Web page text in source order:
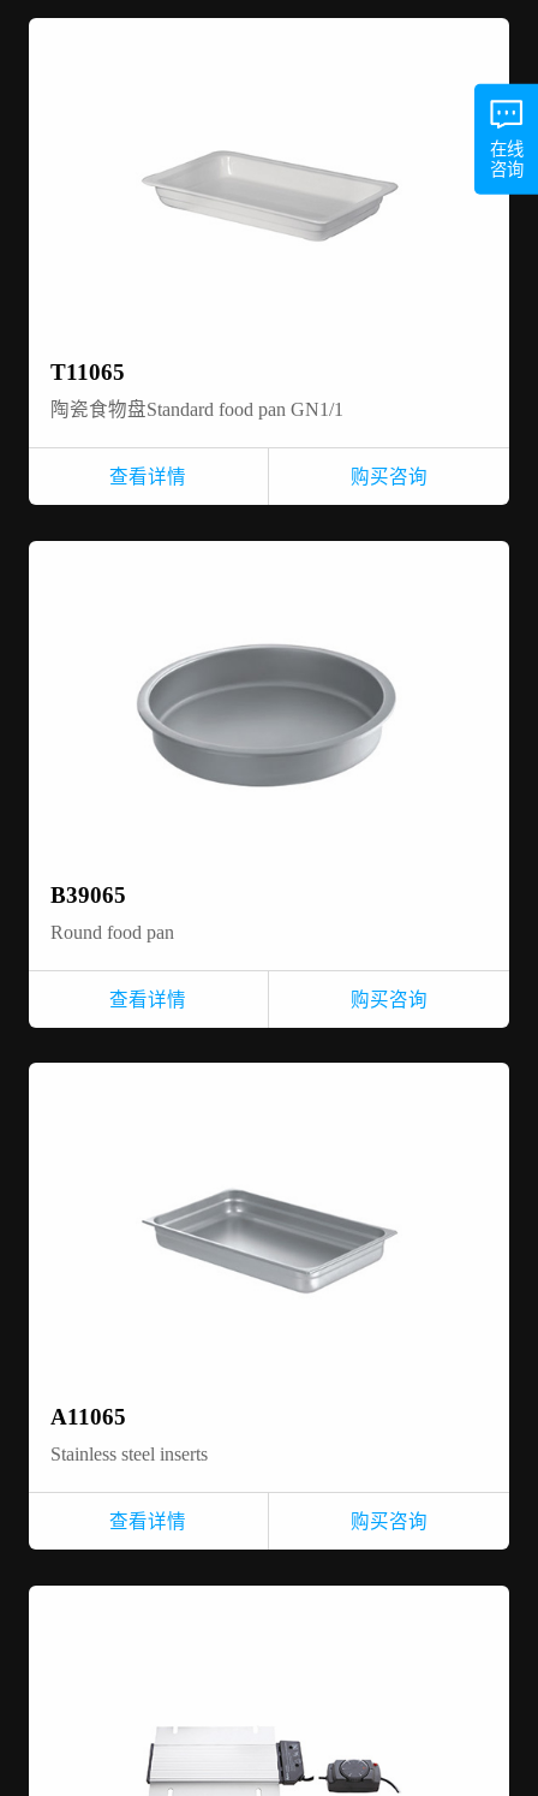
T11065
陶瓷食物盘Standard food pan GN1/1
查看详情 购买咨询
B39065
Round food pan
查看详情 购买咨询
A11065
Stainless steel inserts
查看详情 购买咨询
在线
咨询